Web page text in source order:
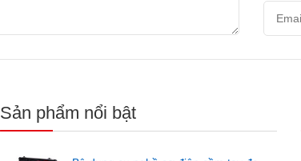
Sản phẩm nổi bật